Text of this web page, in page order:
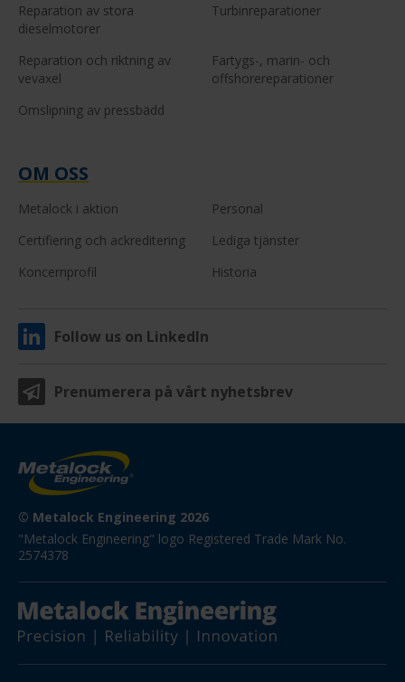
Reparation av stora
dieselmotorer
Turbinreparationer
Reparation och riktning av
vevaxel
Fartygs-, marin- och
offshorereparationer
Omslipning av pressbädd
OM OSS
Metalock i aktion
Personal
Certifiering och ackreditering
Lediga tjänster
Koncernprofil
Historia
Follow us on LinkedIn
Prenumerera på vårt nyhetsbrev
© Metalock Engineering 2026
"Metalock Engineering" logo Registered Trade Mark No.
2574378